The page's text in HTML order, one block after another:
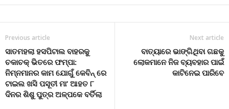
Previous article
ସାତମହଲା ହସପିଟାଲ ବାହରକୁ
ଚକାଚକ୍ ଭିତରେ ଫମ୍ପା:
ନିମ୍ନମାନର କାମ ଯୋଗୁଁ କେବିନ୍ ରେ
ଟାଇଲ ଖସି ପସୂତୀ ମା’ ଆହତ ୮
ଦିନର ଶିଶୁ ପୁତ୍ର ଅଳ୍ପକେ ବର୍ତିଲା
Next article
ବାତ୍ୟାରେ ଭାଙ୍ଗିଥିବା ଗଛକୁ
ଲୋକମାନେ ନିଜ ବ୍ୟବହାର ପାଇଁ
କାଟିନେଇ ପାରିବେ